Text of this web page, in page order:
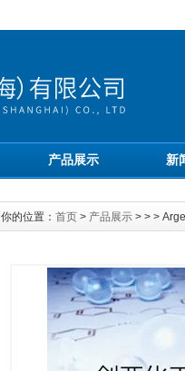
产品展示 新
你的位置： 首页 > 产品展示 > > >